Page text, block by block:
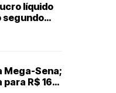
líquido
segundo
Mega-Sena;
R$ 165